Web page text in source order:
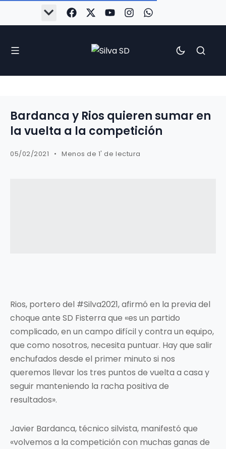
Bardanca y Rios quieren sumar en
la vuelta a la competición
05/02/2021 Menos de 1' de lectura
Rios, portero del #Silva2021, afirmó en la previa del
choque ante SD Fisterra que «es un partido
complicado, en un campo difícil y contra un equipo,
que como nosotros, necesita puntuar. Hay que salir
enchufados desde el primer minuto si nos
queremos llevar los tres puntos de vuelta a casa y
seguir manteniendo la racha positiva de
resultados».
Javier Bardanca, técnico silvista, manifestó que
«volvemos a la competición con muchas ganas de